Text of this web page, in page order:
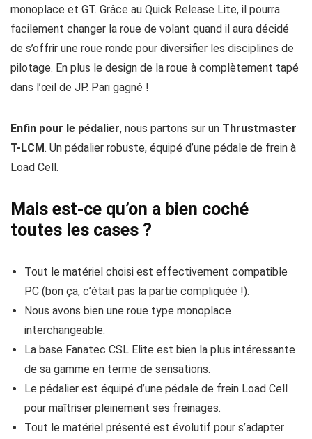
monoplace et GT. Grâce au Quick Release Lite, il pourra
facilement changer la roue de volant quand il aura décidé
de s’offrir une roue ronde pour diversifier les disciplines de
pilotage. En plus le design de la roue à complètement tapé
dans l’œil de JP. Pari gagné !
Enfin pour le pédalier, nous partons sur un Thrustmaster
T-LCM. Un pédalier robuste, équipé d’une pédale de frein à
Load Cell.
Mais est-ce qu’on a bien coché
toutes les cases ?
Tout le matériel choisi est effectivement compatible
PC (bon ça, c’était pas la partie compliquée !).
Nous avons bien une roue type monoplace
interchangeable.
La base Fanatec CSL Elite est bien la plus intéressante
de sa gamme en terme de sensations.
Le pédalier est équipé d’une pédale de frein Load Cell
pour maîtriser pleinement ses freinages.
Tout le matériel présenté est évolutif pour s’adapter